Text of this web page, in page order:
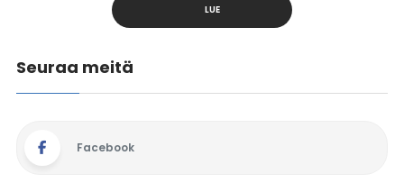
LUE
Seuraa meitä
Facebook